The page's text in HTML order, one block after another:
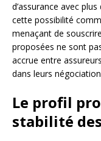
d’assurance avec
cette possibilité
menaçant de
proposées ne sont
accrue entre
dans leurs
Le profil
stabilité